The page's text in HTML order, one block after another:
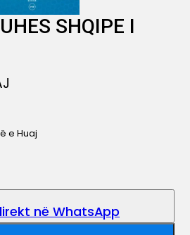
SHQIPE I
e Huaj
në WhatsApp